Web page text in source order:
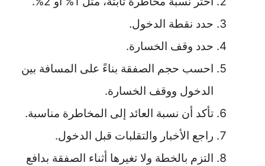
حدد نقطة الدخول.
حدد وقف الخسارة.
احسب حجم الصفقة بناءً على المسافة بين
الدخول ووقف الخسارة.
تأكد أن نسبة العائد إلى المخاطرة مناسبة.
راجع الأخبار والتقلبات قبل الدخول.
التزم بالخطة ولا تغيرها أثناء الصفقة بدافع